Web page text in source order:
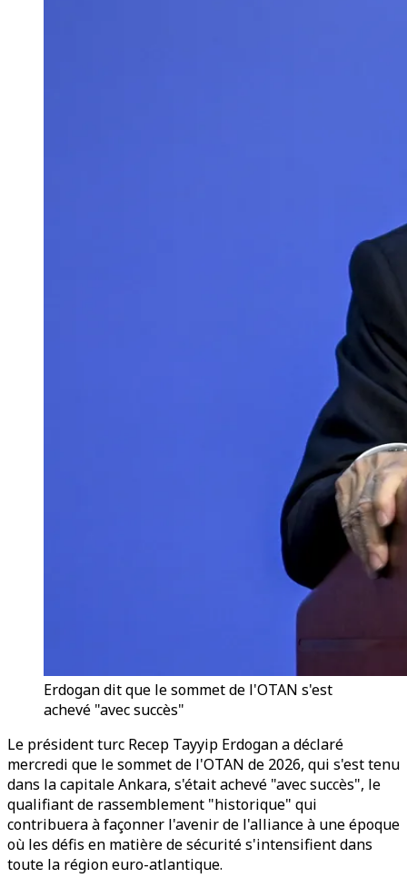
Erdogan dit que le sommet de l'OTAN s'est
achevé "avec succès"
Le président turc Recep Tayyip Erdogan a déclaré
mercredi que le sommet de l'OTAN de 2026, qui s'est tenu
dans la capitale Ankara, s'était achevé "avec succès", le
qualifiant de rassemblement "historique" qui
contribuera à façonner l'avenir de l'alliance à une époque
où les défis en matière de sécurité s'intensifient dans
toute la région euro-atlantique.